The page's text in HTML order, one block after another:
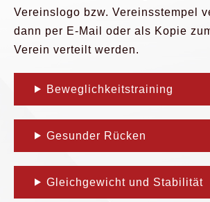
Vereinslogo bzw. Vereinsstempel
dann per E-Mail oder als Kopie
Verein verteilt werden.
Beweglichkeitstraining
Gesunder Rücken
Gleichgewicht und Stabilität